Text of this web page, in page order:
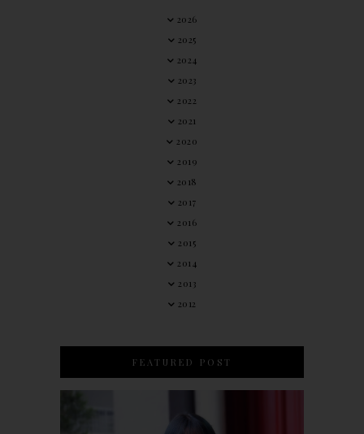
2026
2025
2024
2023
2022
2021
2020
2019
2018
2017
2016
2015
2014
2013
2012
FEATURED POST